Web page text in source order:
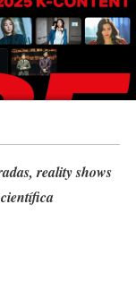
reality shows